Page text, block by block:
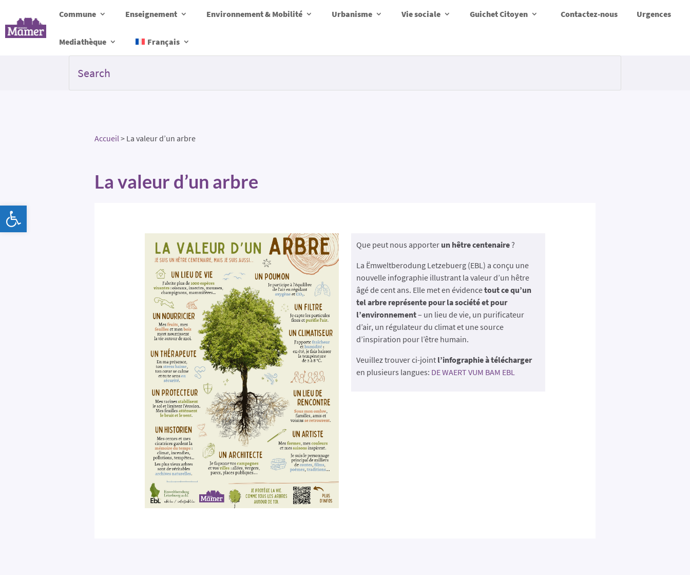
Commune Enseignement Environnement & Mobilité Urbanisme Vie sociale Guichet Citoyen Contactez-nous Urgences
Mediathèque Français
Accueil> La valeur d’un arbre
La valeur d’un arbre
Que peut nous apporter un hêtre centenaire?
La Ëmweltberodung Letzebuerg (EBL) a conçu une
nouvelle infographie illustrant la valeur d’un hêtre
âgé de cent ans. Elle met en évidencetout ce qu’un
tel arbre représente pour la société et pour
l’environnement– un lieu de vie, un purificateur
d’air, un régulateur du climat et une source
d’inspiration pour l’être humain.
Veuillez trouver ci-joint l’infographie à télécharger
en plusieurs langues: DE WAERT VUM BAM EBL
Ouvrir la barre d’outils